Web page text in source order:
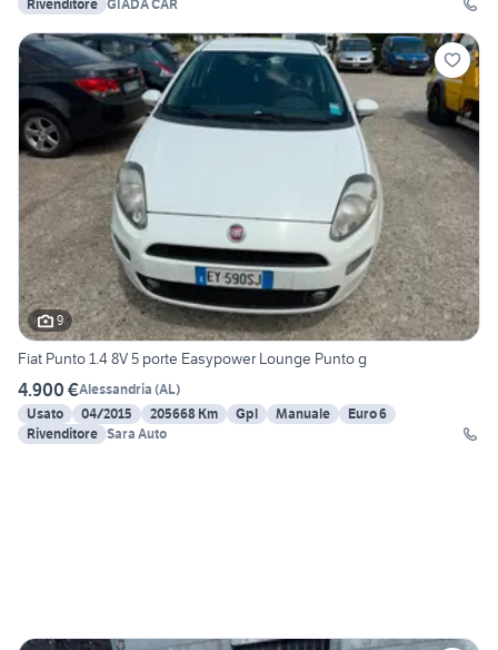
Rivenditore GIADA CAR
9
Fiat Punto 1.4 8V 5 porte Easypower Lounge Punto g
4.900 €Alessandria (AL)
Usato
04/2015 205668 Km Gpl Manuale
Euro 6
Rivenditore Sara Auto